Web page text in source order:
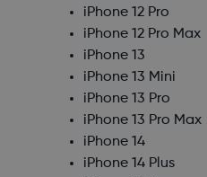
iPhone 12 Pro
iPhone 12 Pro Max
iPhone 13
iPhone 13 Mini
iPhone 13 Pro
iPhone 13 Pro Max
iPhone 14
iPhone 14 Plus